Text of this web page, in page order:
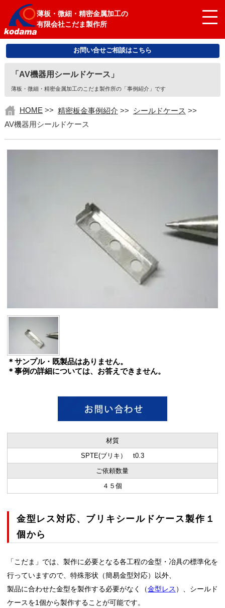
薄板・微細・精密金属加工の
有限会社こだま製作所
お問い合せご相談はこちら
「AV機器用シールドケース」
薄板・微細・精密金属加工のこだま製作所の「事例紹介」です
HOME >> 精密板金事例紹介 >> シールドケース >>
AV機器用シールドケース
＊サンプル・既製品はありません。
＊事例の詳細については、お答えできません。
材質
SPTE(ブリキ） t0.3
ご依頼数量
４５個
金型レス対応、ブリキシールドケース製作１
個から
「こだま」では、製作に必要となる各工程の金型・冶具の標準化を
行っていますので、特殊形状（簡易金型対応）以外、
製品に合わせた金型を製作する必要がなく（金型レス ）、シールド
ケースを1個から製作することが可能です。